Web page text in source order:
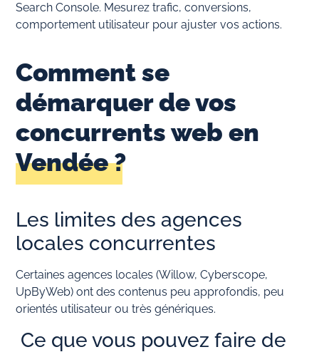
Search Console. Mesurez trafic, conversions,
comportement utilisateur pour ajuster vos actions.
Comment se
démarquer de vos
concurrents web en
Vendée ?
Les limites des agences
locales concurrentes
Certaines agences locales (Willow, Cyberscope,
UpByWeb) ont des contenus peu approfondis, peu
orientés utilisateur ou très génériques.
Ce que vous pouvez faire de